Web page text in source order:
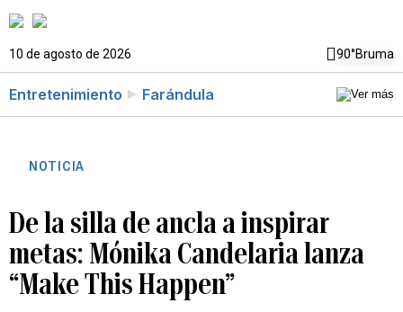
10 de agosto de 2026 90°Bruma
Entretenimiento Farándula
NOTICIA
De la silla de ancla a inspirar
metas: Mónika Candelaria lanza
“Make This Happen”